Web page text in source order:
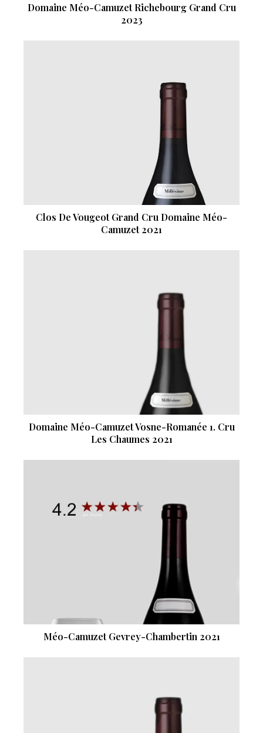
Domaine Méo-Camuzet Richebourg Grand Cru
2023
Clos De Vougeot Grand Cru Domaine Méo-
Camuzet 2021
Domaine Méo-Camuzet Vosne-Romanée 1. Cru
Les Chaumes 2021
Méo-Camuzet Gevrey-Chambertin 2021